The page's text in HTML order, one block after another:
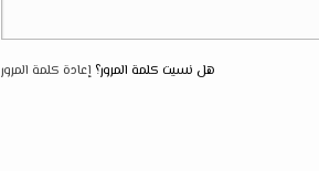
هل نسيت كلمة المرور؟إعادة كلمة المرور